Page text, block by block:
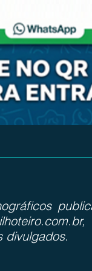
divulgados.